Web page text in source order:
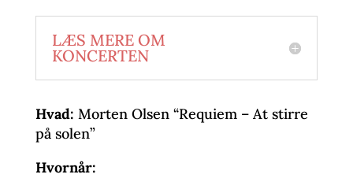
LÆS MERE OM
KONCERTEN
Hvad: Morten Olsen “Requiem – At stirre
på solen”
Hvornår: